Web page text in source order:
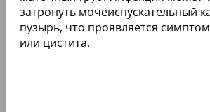
затронуть мочеиспускательный
пузырь, что проявляется
или цистита.